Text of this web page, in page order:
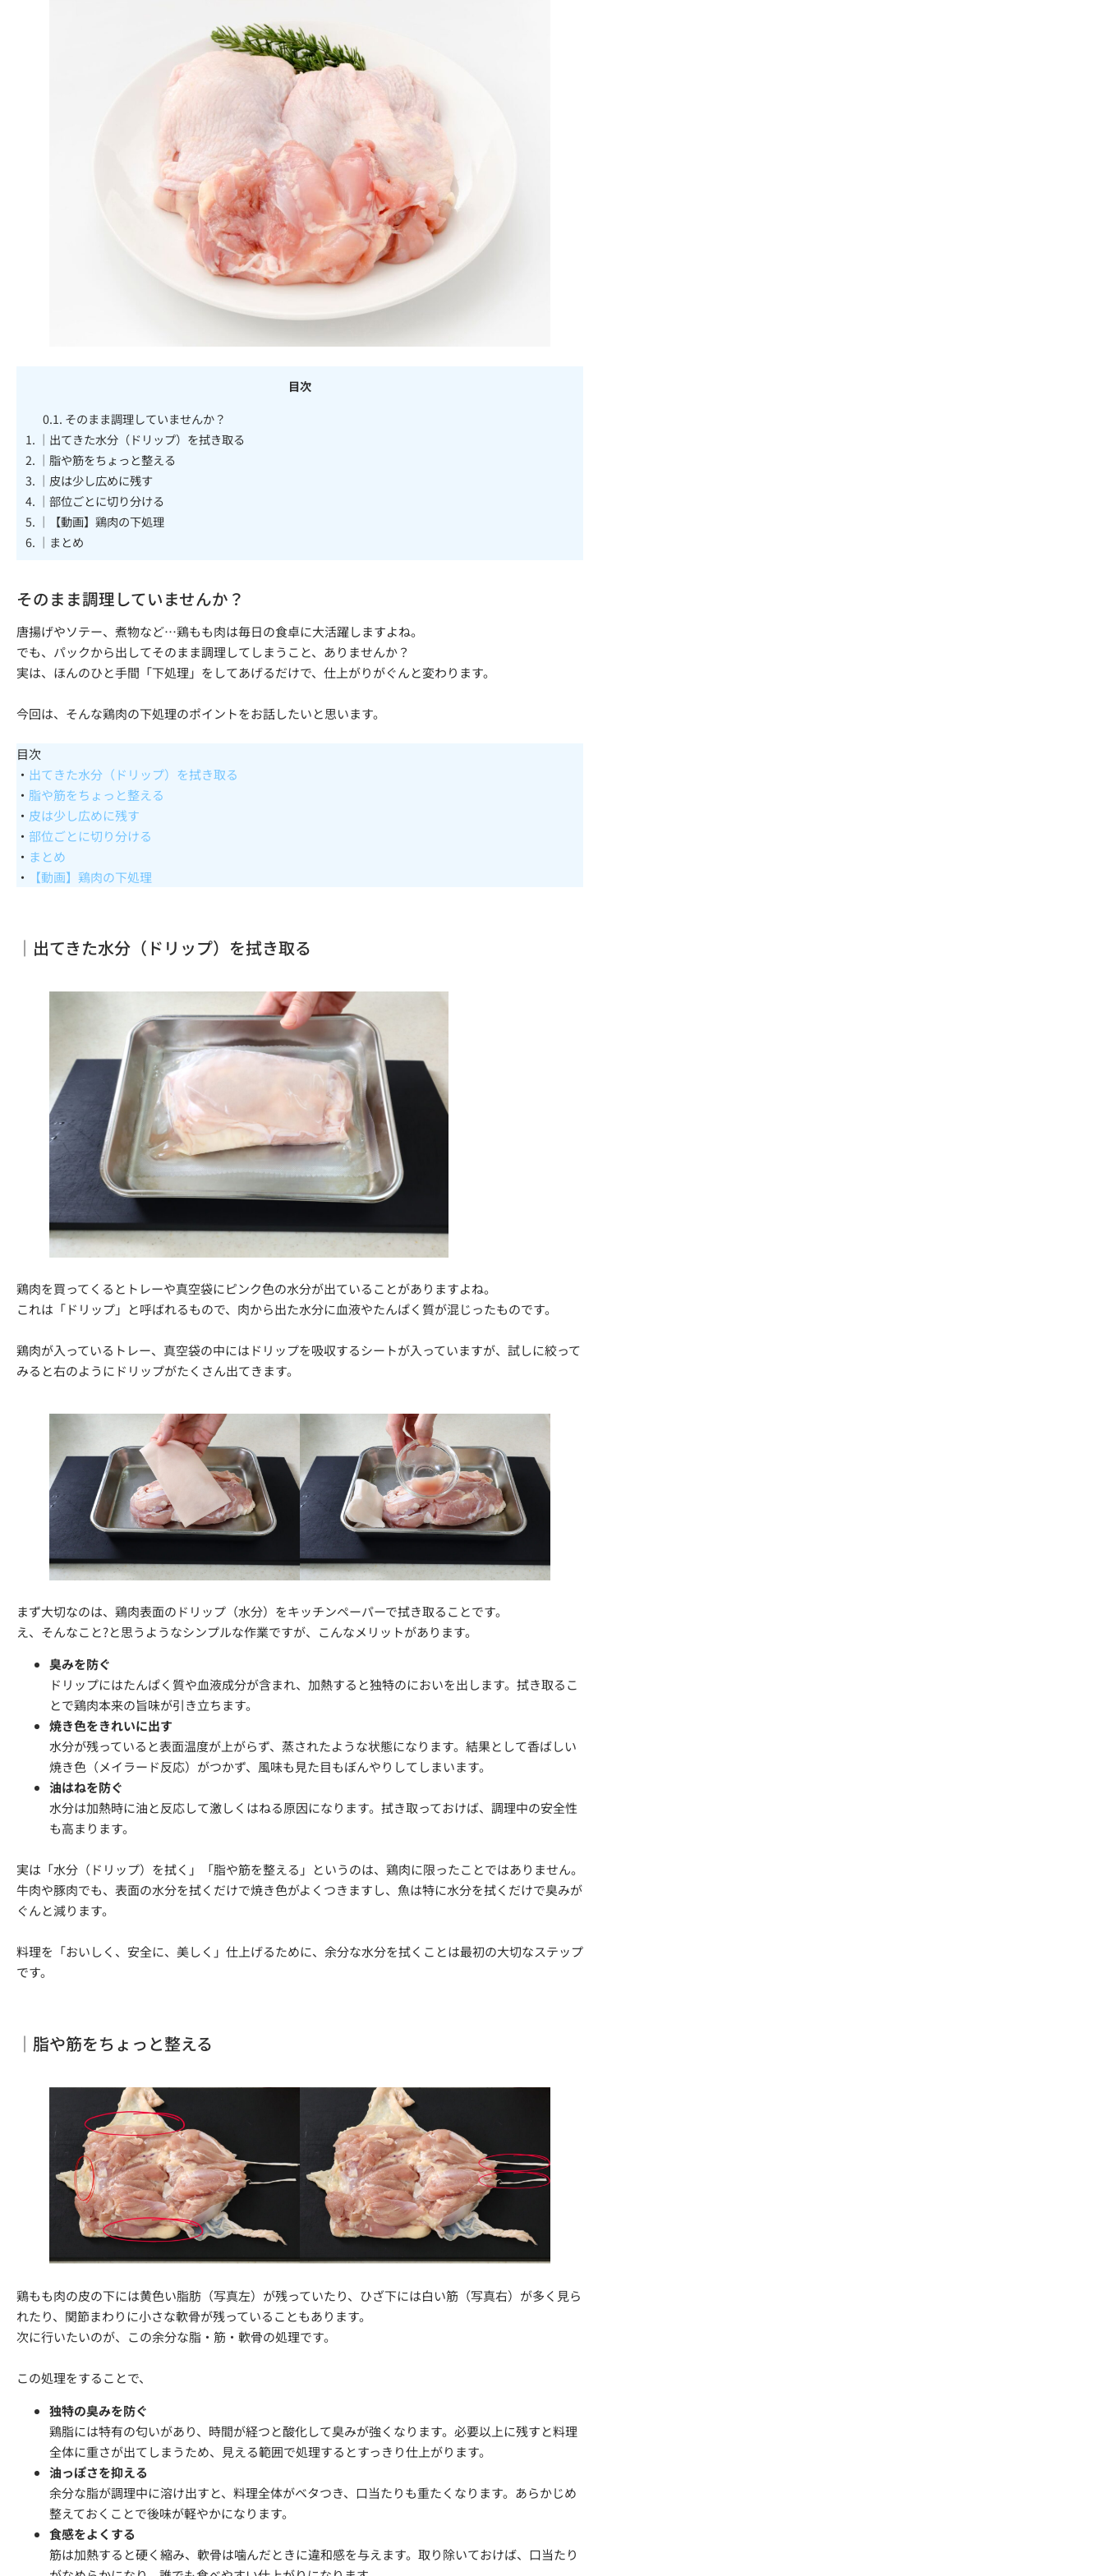
目次
0.1. そのまま調理していませんか？
1. ｜出てきた水分（ドリップ）を拭き取る
2. ｜脂や筋をちょっと整える
3. ｜皮は少し広めに残す
4. ｜部位ごとに切り分ける
5. ｜【動画】鶏肉の下処理
6. ｜まとめ
そのまま調理していませんか？
唐揚げやソテー、煮物など…鶏もも肉は毎日の食卓に大活躍しますよね。
でも、パックから出してそのまま調理してしまうこと、ありませんか？
実は、ほんのひと手間「下処理」をしてあげるだけで、仕上がりがぐんと変わります。
今回は、そんな鶏肉の下処理のポイントをお話したいと思います。
目次
・ 出てきた水分（ドリップ）を拭き取る
・ 脂や筋をちょっと整える
・ 皮は少し広めに残す
・ 部位ごとに切り分ける
・ まとめ
・
【動画】鶏肉の下処理
｜出てきた水分（ドリップ）を拭き取る
鶏肉を買ってくるとトレーや真空袋にピンク色の水分が出ていることがありますよね。
これは「ドリップ」と呼ばれるもので、肉から出た水分に血液やたんぱく質が混じったものです。
鶏肉が入っているトレー、真空袋の中にはドリップを吸収するシートが入っていますが、試しに絞って
みると右のようにドリップがたくさん出てきます。
まず大切なのは、鶏肉表面のドリップ（水分）をキッチンペーパーで拭き取ることです。
え、そんなこと?と思うようなシンプルな作業ですが、こんなメリットがあります。
臭みを防ぐ
ドリップにはたんぱく質や血液成分が含まれ、加熱すると独特のにおいを出します。拭き取るこ
とで鶏肉本来の旨味が引き立ちます。
焼き色をきれいに出す
水分が残っていると表面温度が上がらず、蒸されたような状態になります。結果として香ばしい
焼き色（メイラード反応）がつかず、風味も見た目もぼんやりしてしまいます。
油はねを防ぐ
水分は加熱時に油と反応して激しくはねる原因になります。拭き取っておけば、調理中の安全性
も高まります。
実は「水分（ドリップ）を拭く」「脂や筋を整える」というのは、鶏肉に限ったことではありません。
牛肉や豚肉でも、表面の水分を拭くだけで焼き色がよくつきますし、魚は特に水分を拭くだけで臭みが
ぐんと減ります。
料理を「おいしく、安全に、美しく」仕上げるために、余分な水分を拭くことは最初の大切なステップ
です。
｜脂や筋をちょっと整える
鶏もも肉の皮の下には黄色い脂肪（写真左）が残っていたり、ひざ下には白い筋（写真右）が多く見ら
れたり、関節まわりに小さな軟骨が残っていることもあります。
次に行いたいのが、この余分な脂・筋・軟骨の処理です。
この処理をすることで、
独特の臭みを防ぐ
鶏脂には特有の匂いがあり、時間が経つと酸化して臭みが強くなります。必要以上に残すと料理
全体に重さが出てしまうため、見える範囲で処理するとすっきり仕上がります。
油っぽさを抑える
余分な脂が調理中に溶け出すと、料理全体がベタつき、口当たりも重たくなります。あらかじめ
整えておくことで後味が軽やかになります。
食感をよくする
筋は加熱すると硬く縮み、軟骨は噛んだときに違和感を与えます。取り除いておけば、口当たり